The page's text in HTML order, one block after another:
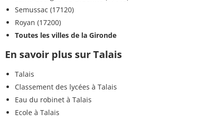
Semussac (17120)
Royan (17200)
Toutes les villes de la Gironde
En savoir plus sur Talais
Talais
Classement des lycées à Talais
Eau du robinet à Talais
Ecole à Talais